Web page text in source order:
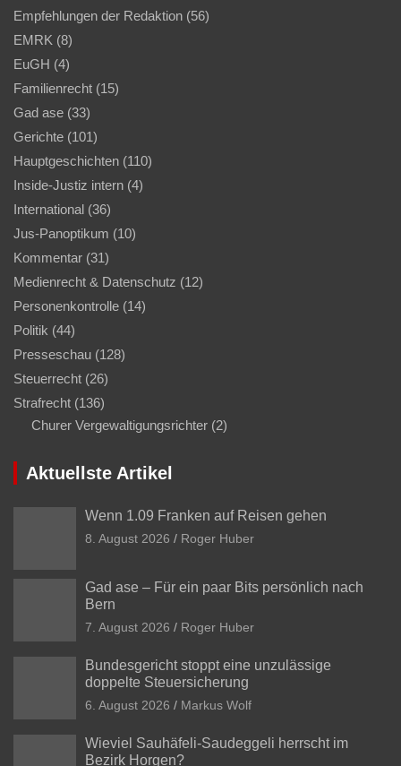
Empfehlungen der Redaktion (56)
EMRK (8)
EuGH (4)
Familienrecht (15)
Gad ase (33)
Gerichte (101)
Hauptgeschichten (110)
Inside-Justiz intern (4)
International (36)
Jus-Panoptikum (10)
Kommentar (31)
Medienrecht & Datenschutz (12)
Personenkontrolle (14)
Politik (44)
Presseschau (128)
Steuerrecht (26)
Strafrecht (136)
Churer Vergewaltigungsrichter (2)
Aktuellste Artikel
Wenn 1.09 Franken auf Reisen gehen
8. August 2026 Roger Huber
Gad ase – Für ein paar Bits persönlich nach
Bern
7. August 2026 Roger Huber
Bundesgericht stoppt eine unzulässige
doppelte Steuersicherung
6. August 2026 Markus Wolf
Wieviel Sauhäfeli-Saudeggeli herrscht im
Bezirk Horgen?